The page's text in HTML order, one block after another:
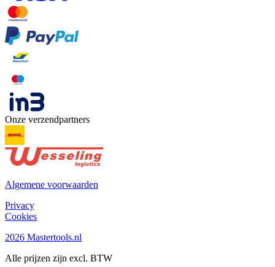
Onze verzendpartners
Algemene voorwaarden
Privacy
Cookies
2026 Mastertools.nl
Alle prijzen zijn excl. BTW